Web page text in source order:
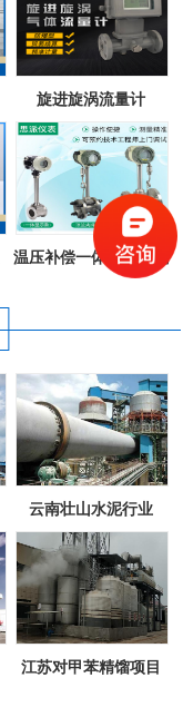
旋进旋涡流量计
温压补偿一体式涡街流
云南壮山水泥行业
江苏对甲苯精馏项目